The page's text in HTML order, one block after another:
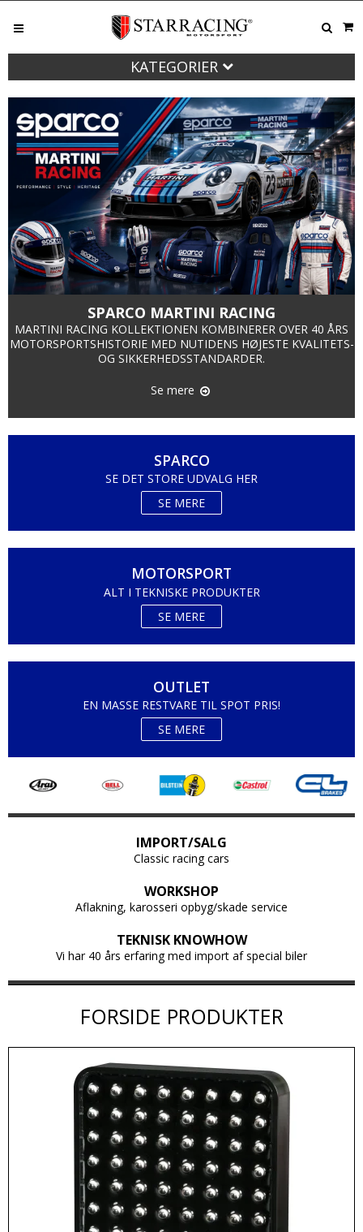
KATEGORIER
SPARCO MARTINI RACING
MARTINI RACING KOLLEKTIONEN KOMBINERER OVER 40 ÅRS
MOTORSPORTSHISTORIE MED NUTIDENS HØJESTE KVALITETS-
OG SIKKERHEDSSTANDARDER.
Se mere
SPARCO
SE DET STORE UDVALG HER
SE MERE
MOTORSPORT
ALT I TEKNISKE PRODUKTER
SE MERE
OUTLET
EN MASSE RESTVARE TIL SPOT PRIS!
SE MERE
IMPORT/SALG
Classic racing cars
WORKSHOP
Aflakning, karosseri opbyg/skade service
TEKNISK KNOWHOW
Vi har 40 års erfaring med import af special biler
FORSIDE PRODUKTER